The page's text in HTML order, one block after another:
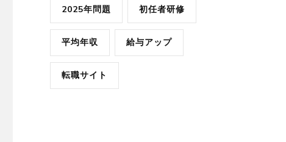
2025年問題 初任者研修
平均年収 給与アップ
転職サイト